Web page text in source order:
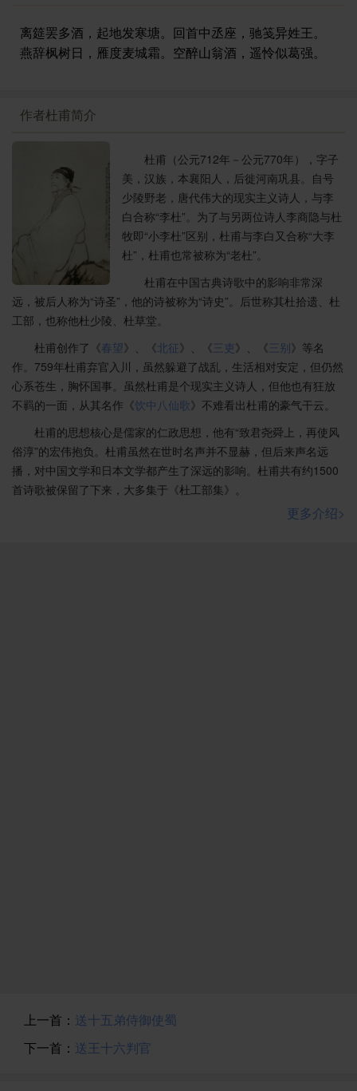
离筵罢多酒，起地发寒塘。回首中丞座，驰笺异姓王。
燕辞枫树日，雁度麦城霜。空醉山翁酒，遥怜似葛强。
作者杜甫简介
杜甫（公元712年－公元770年），字子
美，汉族，本襄阳人，后徙河南巩县。自号
少陵野老，唐代伟大的现实主义诗人，与李
白合称“李杜”。为了与另两位诗人李商隐与杜
牧即“小李杜”区别，杜甫与李白又合称“大李
杜”，杜甫也常被称为“老杜”。
杜甫在中国古典诗歌中的影响非常深
远，被后人称为“诗圣”，他的诗被称为“诗史”。后世称其杜拾遗、杜
工部，也称他杜少陵、杜草堂。
杜甫创作了《春望》、《北征》、《 三吏》、《 三别》等名
作。759年杜甫弃官入川，虽然躲避了战乱，生活相对安定，但仍然
心系苍生，胸怀国事。虽然杜甫是个现实主义诗人，但他也有狂放
不羁的一面，从其名作《饮中八仙歌》不难看出杜甫的豪气干云。
杜甫的思想核心是儒家的仁政思想，他有“致君尧舜上，再使风
俗淳”的宏伟抱负。杜甫虽然在世时名声并不显赫，但后来声名远
播，对中国文学和日本文学都产生了深远的影响。杜甫共有约1500
首诗歌被保留了下来，大多集于《杜工部集》。
更多介绍>
上一首： 送十五弟侍御使蜀
下一首： 送王十六判官